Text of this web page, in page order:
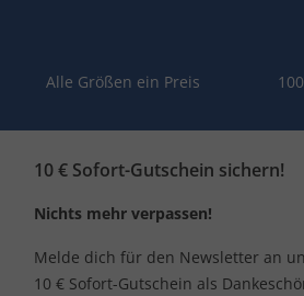
Alle Größen ein Preis
10 € Sofort-Gutschein sichern!
Nichts mehr verpassen!
Melde dich für den Newsletter an
10 € Sofort-Gutschein als